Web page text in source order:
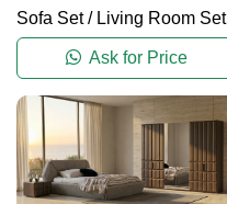
Sofa Set/ Living Room Set
Ask for Price